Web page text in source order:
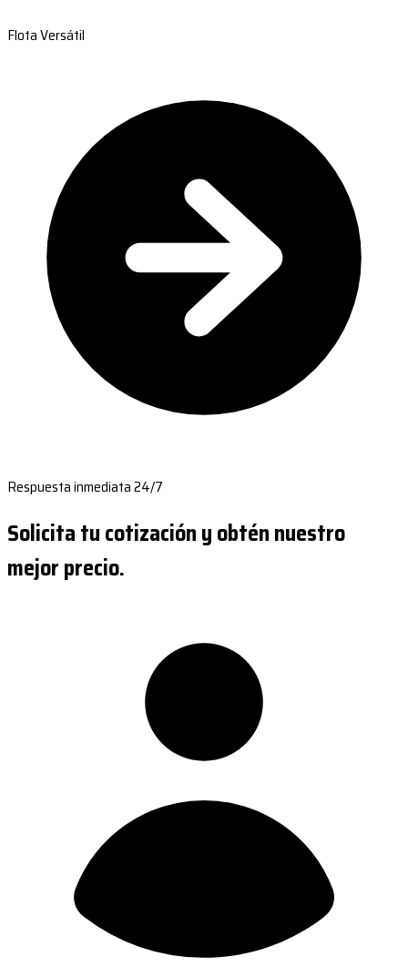
Flota Versátil
Respuesta inmediata 24/7
Solicita tu cotización y obtén nuestro
mejor precio.